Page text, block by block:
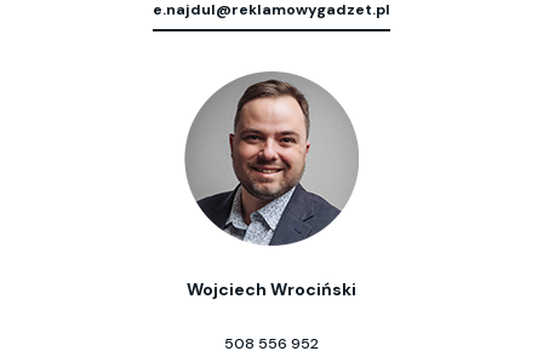
e.najdul@reklamowygadzet.pl
Wojciech Wrociński
508 556 952